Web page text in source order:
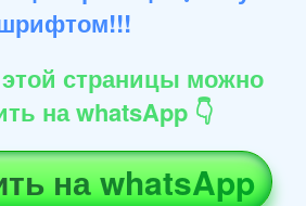
страницы можно
на whatsApp 👇
на whatsApp